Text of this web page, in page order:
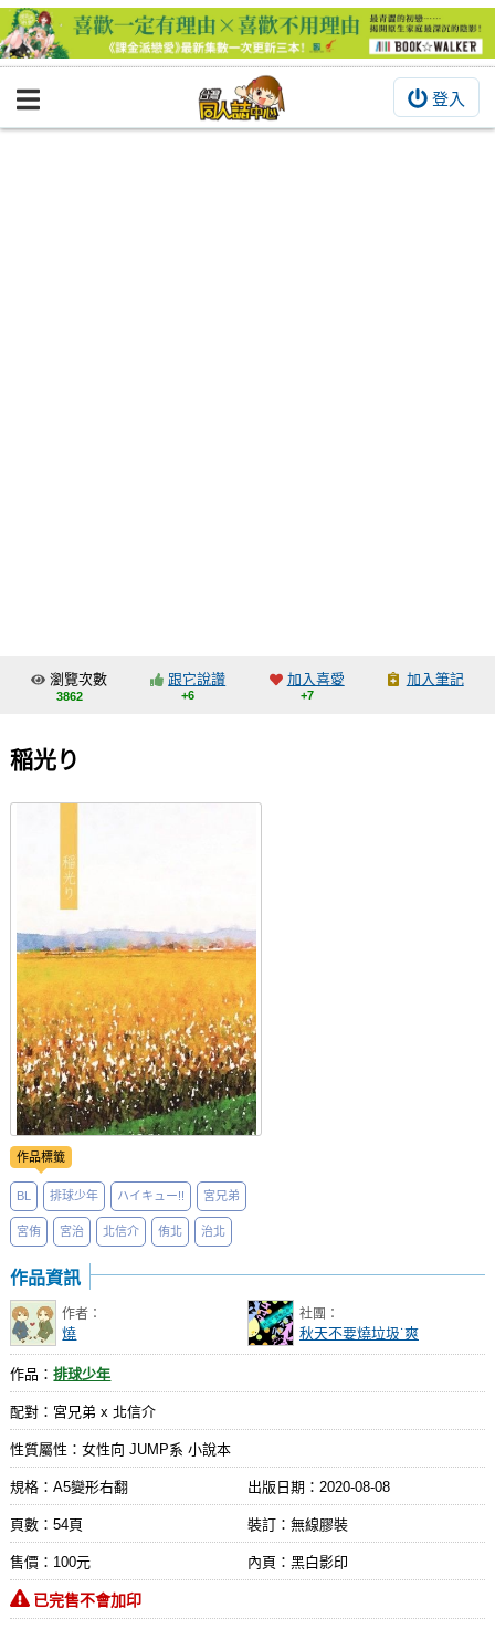
登入
BOOKY書集倉庫
交流中心
會員功能選單
瀏覽次數
3862
跟它說讚
+6
加入喜愛
+7
加入筆記
稲光り
作品標籤
BL 排球少年 ハイキュー!! 宮兄弟
宮侑 宮治 北信介 侑北 治北
作品資訊
作者：
燒
社團：
秋天不要燒垃圾˙爽
作品：排球少年
配對：宮兄弟 x 北信介
性質屬性：女性向 JUMP系 小說本
規格：A5變形右翻 出版日期： 2020-08-08
頁數：54頁 裝訂：無線膠裝
售價：100元 內頁：黑白影印
已完售不會加印